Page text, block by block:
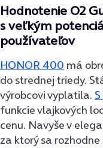
Hodnotenie O2
s veľkým
používateľov
HONOR 400 má
do strednej triedy.
výrobcovi vyplatila.
funkcie vlajkových
cenu. Navyše v
za ktorý sa